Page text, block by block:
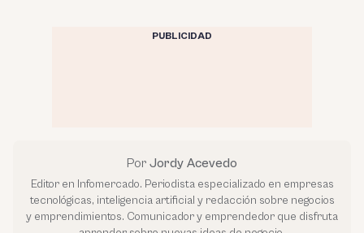
PUBLICIDAD
Por Jordy Acevedo
Editor en Infomercado. Periodista especializado en empresas
tecnológicas, inteligencia artificial y redacción sobre negocios
y emprendimientos. Comunicador y emprendedor que disfruta